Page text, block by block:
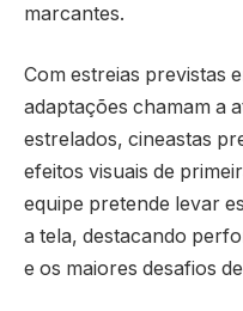
marcantes.
Com estreias previstas
adaptações chamam a
estrelados, cineastas
efeitos visuais de
equipe pretende levar
a tela, destacando
e os maiores desafios